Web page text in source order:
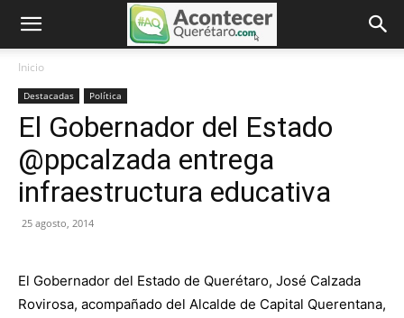
Inicio
Destacadas Política
El Gobernador del Estado
@ppcalzada entrega
infraestructura educativa
25 agosto, 2014
El Gobernador del Estado de Querétaro, José Calzada
Rovirosa, acompañado del Alcalde de Capital Querentana,